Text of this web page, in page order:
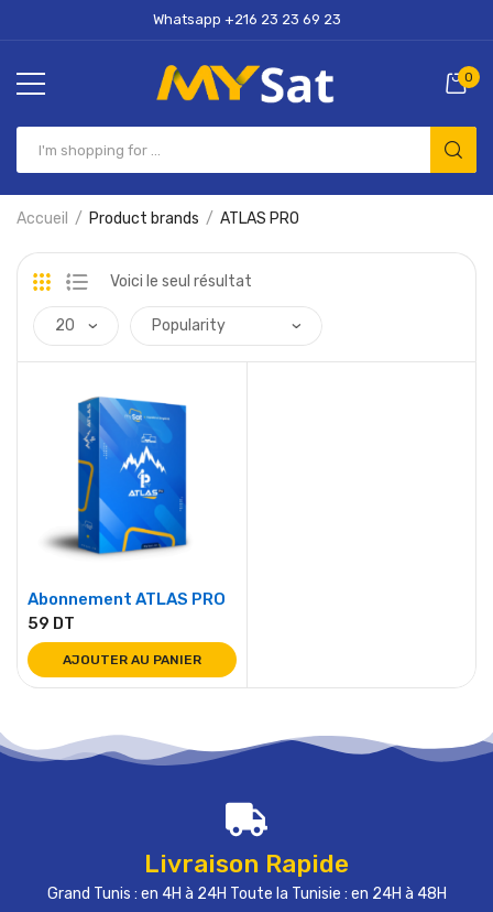
Whatsapp +216 23 23 69 23
0
Accueil Product brands ATLAS PRO
Voici le seul résultat
Abonnement ATLAS PRO
59 DT
AJOUTER AU PANIER
Livraison Rapide
Grand Tunis : en 4H à 24H Toute la Tunisie : en 24H à 48H